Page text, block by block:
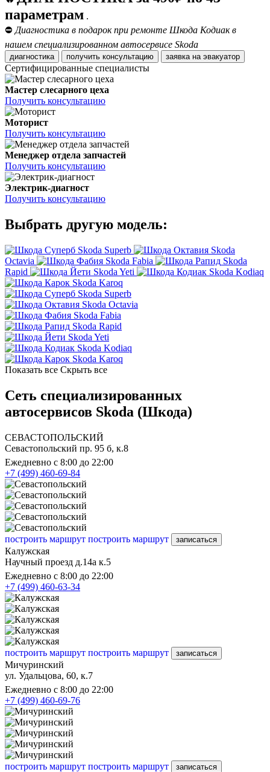
параметрам .
⛔ Диагностика в подарок при ремонте Шкода Кодиак в
нашем специализированном автосервисе Skoda
диагностика получить консультацию заявка на эвакуатор
Сертифицированные специалисты
Мастер слесарного цеха
Получить консультацию
Моторист
Получить консультацию
Менеджер отдела запчастей
Получить консультацию
Электрик-диагност
Получить консультацию
Выбрать другую модель:
Skoda Superb
Skoda
Octavia
Skoda Fabia
Skoda
Rapid
Skoda Yeti
Skoda Kodiaq
Skoda Karoq
Skoda Superb
Skoda Octavia
Skoda Fabia
Skoda Rapid
Skoda Yeti
Skoda Kodiaq
Skoda Karoq
Показать все Скрыть все
Сеть специализированных
автосервисов Skoda (Шкода)
СЕВАСТОПОЛЬСКИЙ
Севастопольский пр. 95 б, к.8
Ежедневно с 8:00 до 22:00
+7 (499) 460-69-84
построить маршрут построить маршрут записаться
Калужская
Научный проезд д.14а к.5
Ежедневно с 8:00 до 22:00
+7 (499) 460-63-34
построить маршрут построить маршрут записаться
Мичуринский
ул. Удальцова, 60, к.7
Ежедневно с 8:00 до 22:00
+7 (499) 460-69-76
построить маршрут построить маршрут записаться